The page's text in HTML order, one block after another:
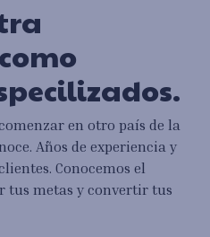
en otro país de la
Años de experiencia y
Conocemos el
tus metas y convertir tus